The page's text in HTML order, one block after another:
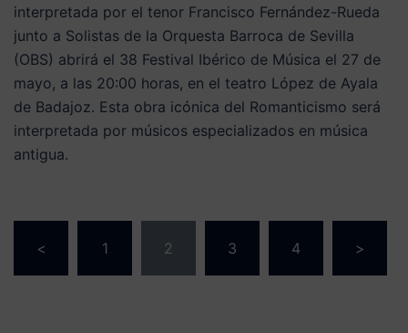
interpretada por el tenor Francisco Fernández-Rueda
junto a Solistas de la Orquesta Barroca de Sevilla
(OBS) abrirá el 38 Festival Ibérico de Música el 27 de
mayo, a las 20:00 horas, en el teatro López de Ayala
de Badajoz. Esta obra icónica del Romanticismo será
interpretada por músicos especializados en música
antigua.
de
entradas
< 1 2 3 4 >